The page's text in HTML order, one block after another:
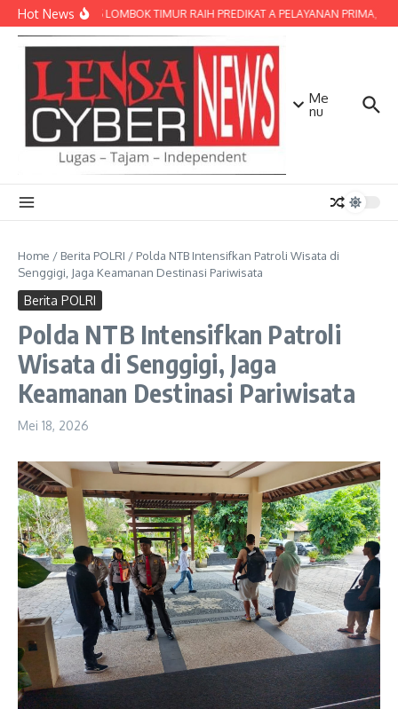
Lewati ke konten
Hot NewsPOLRES LOMBOK TIMUR RAIH PREDIKAT A PELAYANAN PRIMA,
Me
nu
Home / Berita POLRI / Polda NTB Intensifkan Patroli Wisata di
Senggigi, Jaga Keamanan Destinasi Pariwisata
Berita POLRI
Polda NTB Intensifkan Patroli
Wisata di Senggigi, Jaga
Keamanan Destinasi Pariwisata
Mei 18, 2026